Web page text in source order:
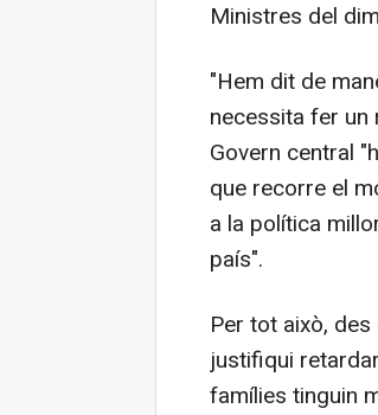
Ministres del
"Hem dit de
necessita fer un
Govern central
que recorre el
a la política
país".
Per tot això,
justifiqui
famílies tinguin